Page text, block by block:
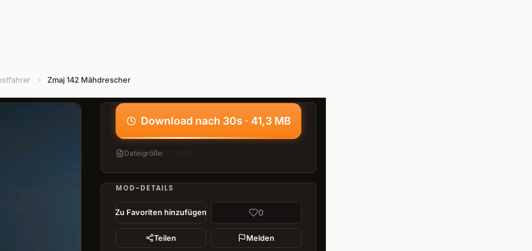
Zmaj 142 Mähdrescher
Download nach 30s · 41,3 MB
Dateigröße:
MOD-DETAILS
Zu Favoriten hinzufügen 0
Teilen Melden